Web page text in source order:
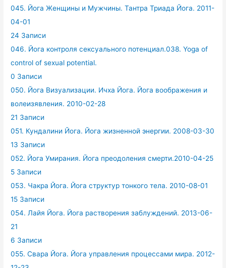
045. Йога Женщины и Мужчины. Тантра Триада Йога. 2011-
04-01
24 Записи
046. Йога контроля сексуального потенциал.038. Yoga of
control of sexual potential.
0 Записи
050. Йога Визуализации. Ичха Йога. Йога воображения и
волеизявления. 2010-02-28
21 Записи
051. Кундалини Йога. Йога жизненной энергии. 2008-03-30
13 Записи
052. Йога Умирания. Йога преодоления смерти.2010-04-25
5 Записи
053. Чакра Йога. Йога структур тонкого тела. 2010-08-01
15 Записи
054. Лайя Йога. Йога растворения заблуждений. 2013-06-
21
6 Записи
055. Свара Йога. Йога управления процессами мира. 2012-